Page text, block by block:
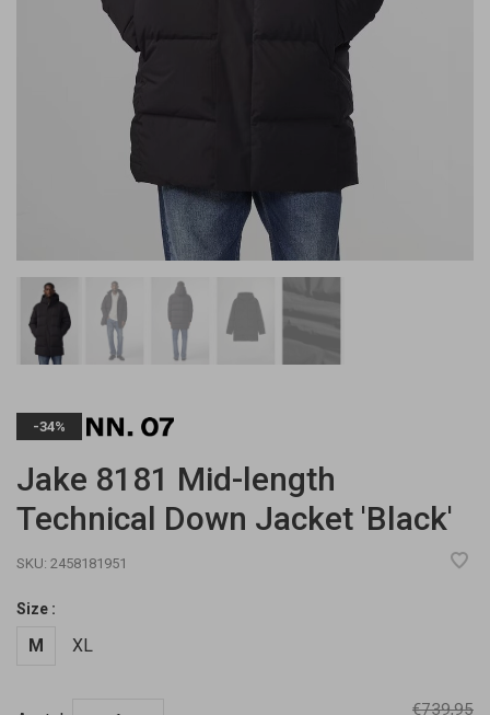
-34%
Jake 8181 Mid-length
Technical Down Jacket 'Black'
SKU: 2458181951
Size :
M XL
€739,95